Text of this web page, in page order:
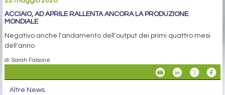
ACCIAIO, AD APRILE RALLENTA ANCORA LA PRODUZIONE
MONDIALE
Negativo anche l'andamento dell'output dei primi quattro mesi
dell'anno
di Sarah Falsone
Altre News